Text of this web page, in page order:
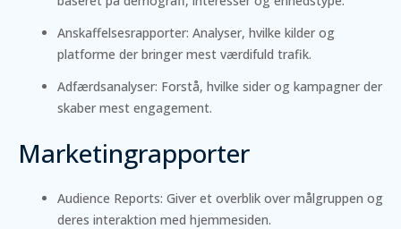
Anskaffelsesrapporter: Analyser, hvilke kilder og
platforme der bringer mest værdifuld trafik.
Adfærdsanalyser: Forstå, hvilke sider og kampagner der
skaber mest engagement.
Marketingrapporter
Audience Reports: Giver et overblik over målgruppen og
deres interaktion med hjemmesiden.